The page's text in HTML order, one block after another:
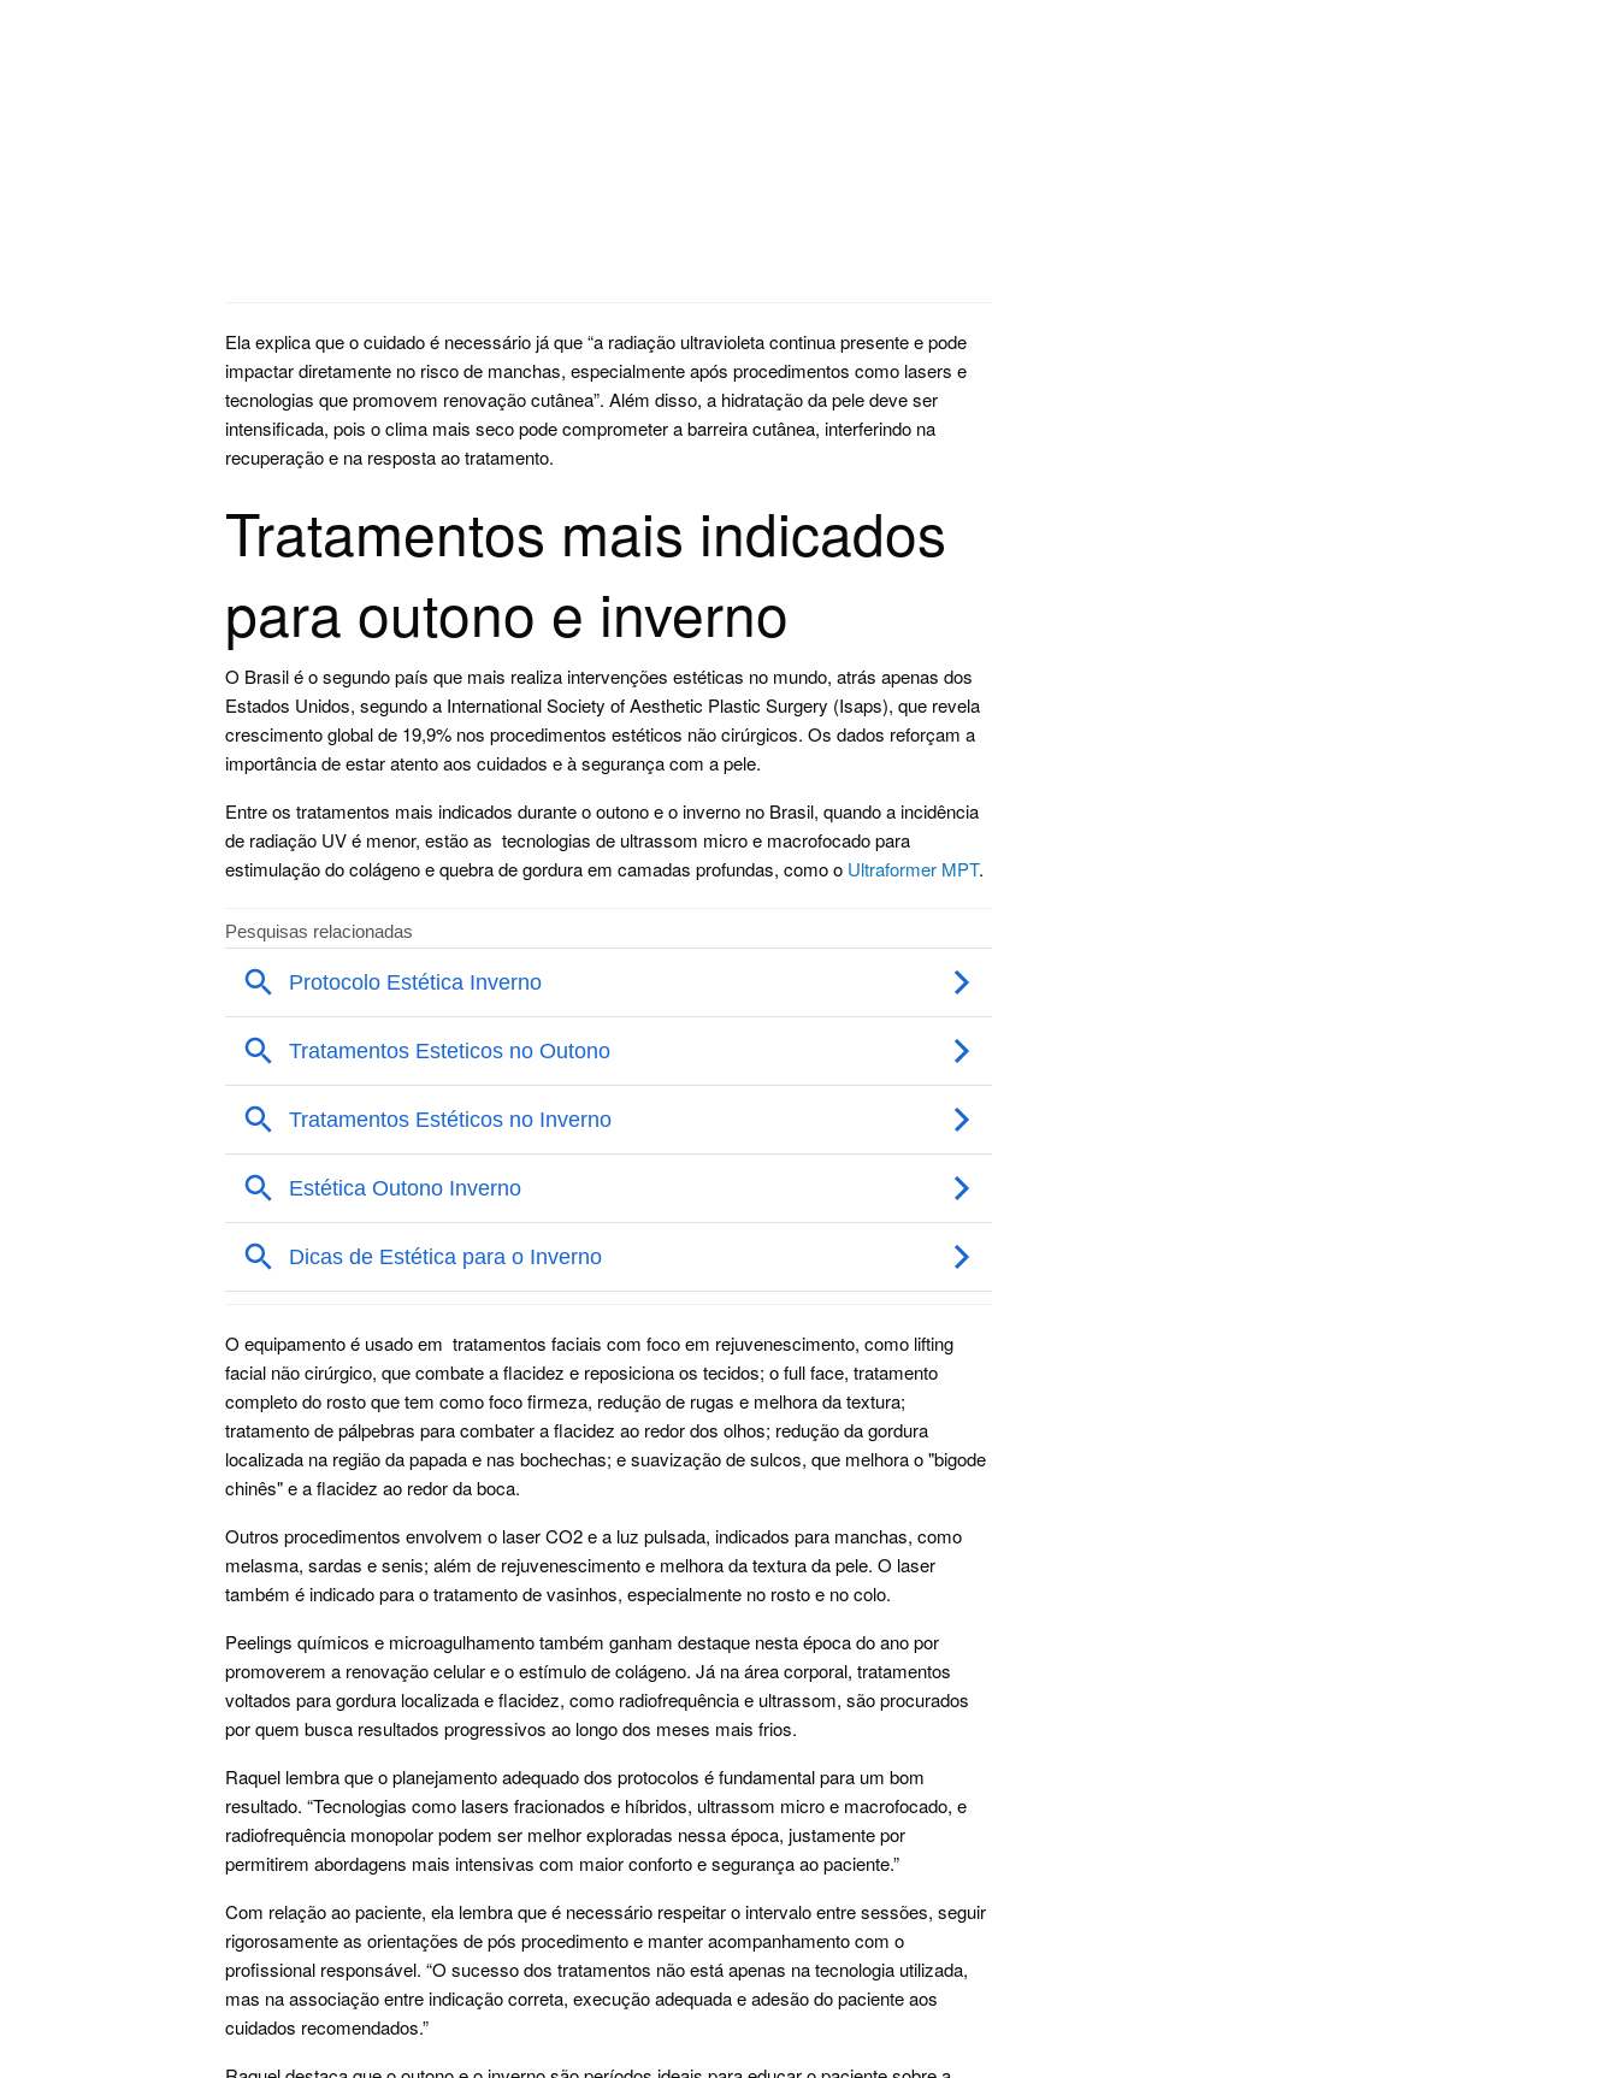
Ela explica que o cuidado é necessário já que “a radiação ultravioleta continua presente e pode
impactar diretamente no risco de manchas, especialmente após procedimentos como lasers e
tecnologias que promovem renovação cutânea”. Além disso, a hidratação da pele deve ser
intensificada, pois o clima mais seco pode comprometer a barreira cutânea, interferindo na
recuperação e na resposta ao tratamento.
Tratamentos mais indicados
para outono e inverno
O Brasil é o segundo país que mais realiza intervenções estéticas no mundo, atrás apenas dos
Estados Unidos, segundo a International Society of Aesthetic Plastic Surgery (Isaps), que revela
crescimento global de 19,9% nos procedimentos estéticos não cirúrgicos. Os dados reforçam a
importância de estar atento aos cuidados e à segurança com a pele.
Entre os tratamentos mais indicados durante o outono e o inverno no Brasil, quando a incidência
de radiação UV é menor, estão as tecnologias de ultrassom micro e macrofocado para
estimulação do colágeno e quebra de gordura em camadas profundas, como o Ultraformer MPT.
O equipamento é usado em tratamentos faciais com foco em rejuvenescimento, como lifting
facial não cirúrgico, que combate a flacidez e reposiciona os tecidos; o full face, tratamento
completo do rosto que tem como foco firmeza, redução de rugas e melhora da textura;
tratamento de pálpebras para combater a flacidez ao redor dos olhos; redução da gordura
localizada na região da papada e nas bochechas; e suavização de sulcos, que melhora o "bigode
chinês" e a flacidez ao redor da boca.
Outros procedimentos envolvem o laser CO2 e a luz pulsada, indicados para manchas, como
melasma, sardas e senis; além de rejuvenescimento e melhora da textura da pele. O laser
também é indicado para o tratamento de vasinhos, especialmente no rosto e no colo.
Peelings químicos e microagulhamento também ganham destaque nesta época do ano por
promoverem a renovação celular e o estímulo de colágeno. Já na área corporal, tratamentos
voltados para gordura localizada e flacidez, como radiofrequência e ultrassom, são procurados
por quem busca resultados progressivos ao longo dos meses mais frios.
Raquel lembra que o planejamento adequado dos protocolos é fundamental para um bom
resultado. “Tecnologias como lasers fracionados e híbridos, ultrassom micro e macrofocado, e
radiofrequência monopolar podem ser melhor exploradas nessa época, justamente por
permitirem abordagens mais intensivas com maior conforto e segurança ao paciente.”
Com relação ao paciente, ela lembra que é necessário respeitar o intervalo entre sessões, seguir
rigorosamente as orientações de pós procedimento e manter acompanhamento com o
profissional responsável. “O sucesso dos tratamentos não está apenas na tecnologia utilizada,
mas na associação entre indicação correta, execução adequada e adesão do paciente aos
cuidados recomendados.”